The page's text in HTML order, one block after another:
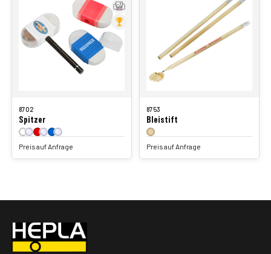
8702
Spitzer
Preis auf Anfrage
8753
Bleistift
Preis auf Anfrage